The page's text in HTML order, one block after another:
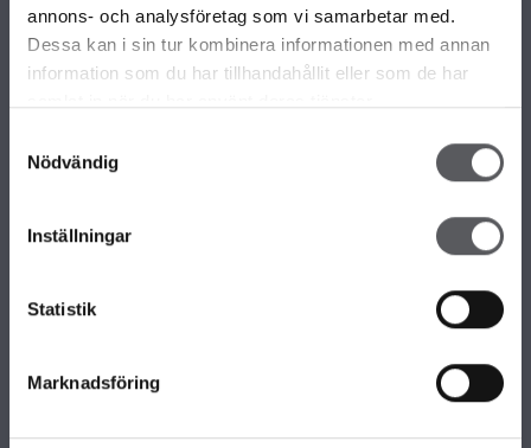
annons- och analysföretag som vi samarbetar med.
Dessa kan i sin tur kombinera informationen med annan
information som du har tillhandahållit eller som de har
Nödvändig
Inställningar
Statistik
Marknadsföring
FAMILJÄRKOLLEKTIONEN
FRITIDSHUS
KOMPLEMENTBOSTADSHUS
OM FISKARHEDENVILLAN
Jobba hos oss
Nyhetsbrev
KONTAKTA FISKARHEDENVILLAN
Huvudkontor